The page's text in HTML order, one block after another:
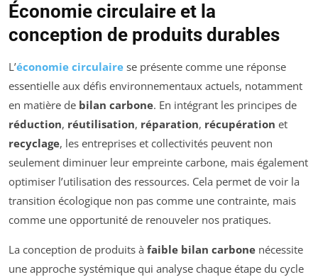
Économie circulaire et la
conception de produits durables
L’économie circulaire se présente comme une réponse
essentielle aux défis environnementaux actuels, notamment
en matière de bilan carbone. En intégrant les principes de
réduction, réutilisation, réparation, récupération et
recyclage, les entreprises et collectivités peuvent non
seulement diminuer leur empreinte carbone, mais également
optimiser l’utilisation des ressources. Cela permet de voir la
transition écologique non pas comme une contrainte, mais
comme une opportunité de renouveler nos pratiques.
La conception de produits à faible bilan carbone nécessite
une approche systémique qui analyse chaque étape du cycle